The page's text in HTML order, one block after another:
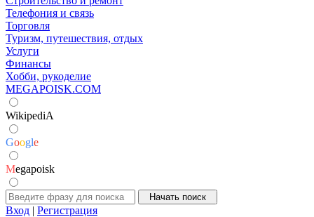
Телефония и связь
Торговля
Туризм, путешествия, отдых
Услуги
Финансы
Хобби, рукоделие
MEGAPOISK.COM
WikipediA
Google
Megapoisk
Вход | Регистрация